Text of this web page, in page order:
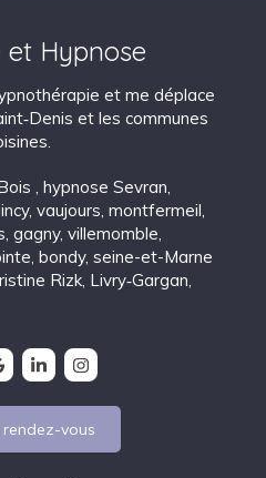
et Hypnose
et me déplace
et les communes
, hypnose Sevran,
, vaujours, montfermeil,
, gagny, villemomble,
, bondy, seine-et-Marne
Rizk, Livry‑Gargan,
rendez-vous